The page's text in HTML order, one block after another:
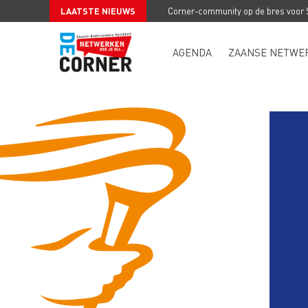
LAATSTE NIEUWS Corner-community op de bres
AGENDA ZAANSE